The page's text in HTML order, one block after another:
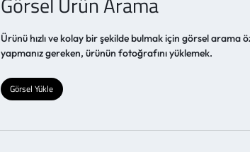
Ürünü hızlı ve kolay bir şekilde bulmak için görsel arama
yapmanız gereken, ürünün fotoğrafını yüklemek.
Görsel Yükle